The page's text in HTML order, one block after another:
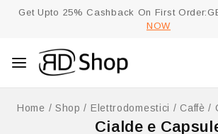
Get Upto 25% Cashback On First
NOW
Home / Shop / Elettrodomestici / Caffè /
Cialde e